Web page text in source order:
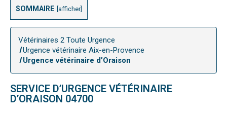
SOMMAIRE afficher
Vétérinaires 2 Toute Urgence
Urgence vétérinaire Aix-en-Provence
Urgence vétérinaire d’Oraison
SERVICE D’URGENCE VÉTÉRINAIRE
D’ORAISON 04700